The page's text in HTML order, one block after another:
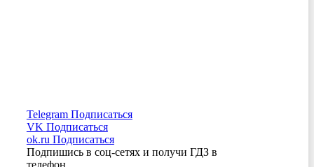
Telegram Подписаться
VK Подписаться
ok.ru Подписаться
Подпишись в соц-сетях и получи ГДЗ в
телефон